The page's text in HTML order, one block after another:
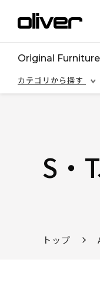
Original
カテゴリから探す
S・
トップ